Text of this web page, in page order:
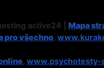
active24 | Mapa
pro všechno,
, www.psychotesty-